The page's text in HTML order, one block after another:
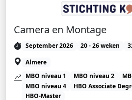
Camera en Montage
September 2026 20 - 26 weken
Almere
MBO niveau 1
MBO niveau 2
MBO niveau 4
HBO Associate
HBO-Master